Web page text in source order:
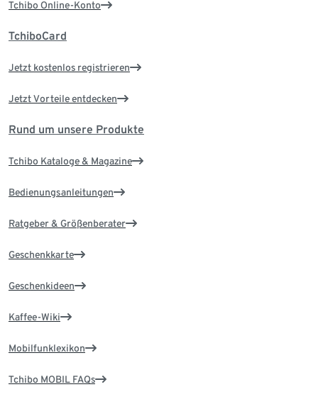
Tchibo Online-Konto
TchiboCard
Jetzt kostenlos registrieren
Jetzt Vorteile entdecken
Rund um unsere Produkte
Tchibo Kataloge & Magazine
Bedienungsanleitungen
Ratgeber & Größenberater
Geschenkkarte
Geschenkideen
Kaffee-Wiki
Mobilfunklexikon
Tchibo MOBIL FAQs